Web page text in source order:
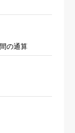
の通算